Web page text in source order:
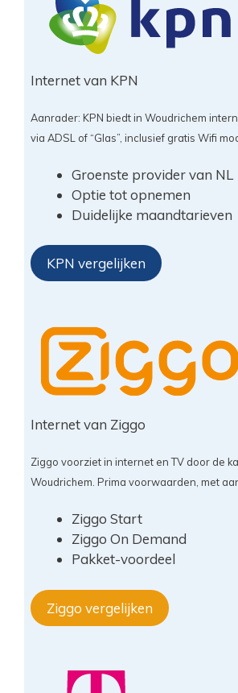
Internet van KPN
Aanrader: KPN biedt in Woudrichem
via ADSL of “Glas”, inclusief gratis Wifi
Groenste provider van NL
Optie tot opnemen
Duidelijke maandtarieven
KPN vergelijken
Internet van Ziggo
Ziggo voorziet in internet en TV door de
Woudrichem. Prima voorwaarden, met
Ziggo Start
Ziggo On Demand
Pakket-voordeel
Ziggo vergelijken